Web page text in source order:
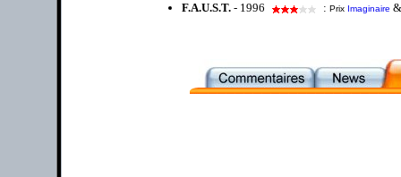
F.A.U.S.T. - 1996 : Prix Imaginaire